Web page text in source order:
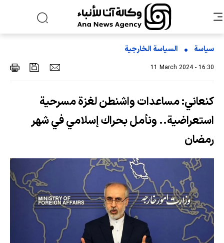
سياسة السیاسة الخارجیة
11 March 2024 - 16:30
كنعاني: مساعدات واشنطن لغزة مسرحية
استعراضية.. ونأمل بحراك إسلامي في شهر
رمضان